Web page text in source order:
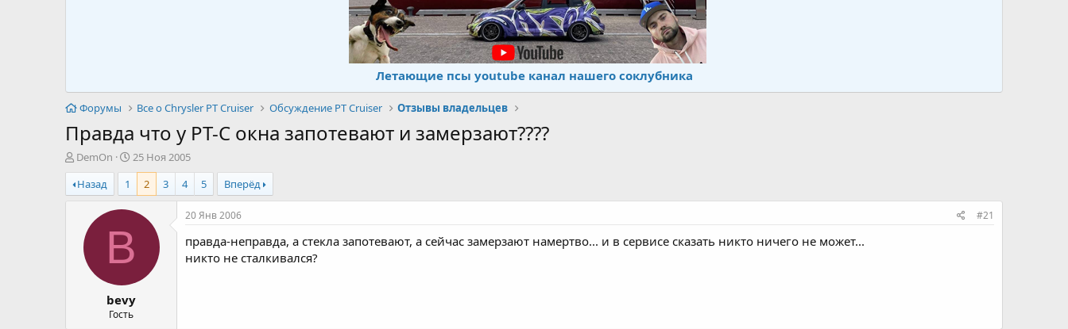
Летающие псы youtube канал нашего соклубника
Форумы Все о Chrysler PT Cruiser Обсуждение PT Cruiser Отзывы владельцев
Правда что у РТ-С окна запотевают и замерзают????
А
в
т
о
DemOn
Д
а
а
н
ч
а
а
25 Ноя 2005
Назад
1 2 3 4 5 Вперёд
B
bevy
Гость
20 Янв 2006 #21
правда-неправда, а стекла запотевают, а сейчас замерзают намертво... и в сервисе сказать никто ничего не может...
никто не сталкивался?